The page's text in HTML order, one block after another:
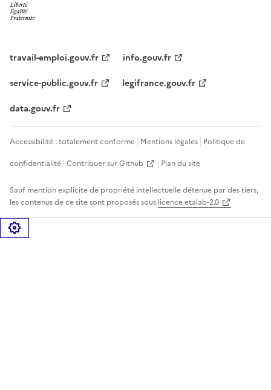
travail-emploi.gouv.fr
info.gouv.fr
service-public.gouv.fr
legifrance.gouv.fr
data.gouv.fr
Accessibilité : totalement conforme Mentions légales Politique de
confidentialité Contribuer sur Github Plan du site
Sauf mention explicite de propriété intellectuelle détenue par des tiers,
les contenus de ce site sont proposés sous licence etalab-2.0
Gérer les cookies